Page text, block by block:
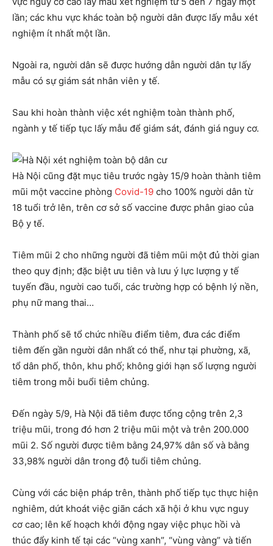
lần; các khu vực khác toàn bộ người dân được lấy mẫu xét
nghiệm ít nhất một lần.
Ngoài ra, người dân sẽ được hướng dẫn người dân tự lấy
mẫu có sự giám sát nhân viên y tế.
Sau khi hoàn thành việc xét nghiệm toàn thành phố,
ngành y tế tiếp tục lấy mẫu để giám sát, đánh giá nguy cơ.
Hà Nội cũng đặt mục tiêu trước ngày 15/9 hoàn thành tiêm
mũi một vaccine phòng Covid-19 cho 100% người dân từ
18 tuổi trở lên, trên cơ sở số vaccine được phân giao của
Bộ y tế.
Tiêm mũi 2 cho những người đã tiêm mũi một đủ thời gian
theo quy định; đặc biệt ưu tiên và lưu ý lực lượng y tế
tuyến đầu, người cao tuổi, các trường hợp có bệnh lý nền,
phụ nữ mang thai…
Thành phố sẽ tổ chức nhiều điểm tiêm, đưa các điểm
tiêm đến gần người dân nhất có thể, như tại phường, xã,
tổ dân phố, thôn, khu phố; không giới hạn số lượng người
tiêm trong mỗi buổi tiêm chủng.
Đến ngày 5/9, Hà Nội đã tiêm được tổng cộng trên 2,3
triệu mũi, trong đó hơn 2 triệu mũi một và trên 200.000
mũi 2. Số người được tiêm bằng 24,97% dân số và bằng
33,98% người dân trong độ tuổi tiêm chủng.
Cùng với các biện pháp trên, thành phố tiếp tục thực hiện
nghiêm, dứt khoát việc giãn cách xã hội ở khu vực nguy
cơ cao; lên kế hoạch khởi động ngay việc phục hồi và
thúc đẩy kinh tế tại các “vùng xanh”, “vùng vàng” và tiến